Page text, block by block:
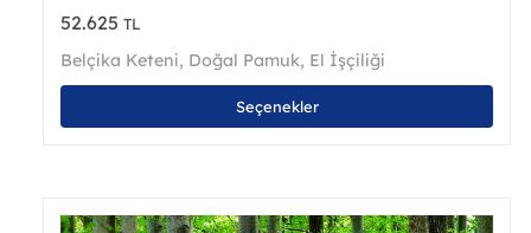
52.625TL
Belçika Keteni, Doğal Pamuk, El İşçiliği
Seçenekler
var.